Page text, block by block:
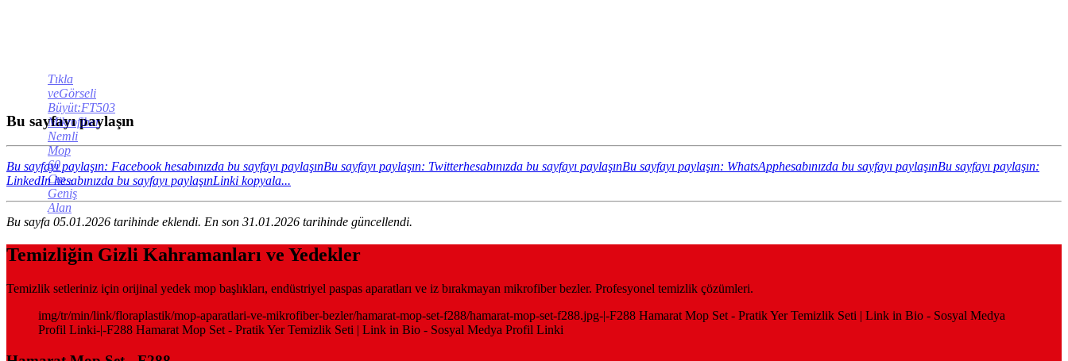
Tıkla
veGörseli
Büyüt:FT503
Mikrofiber
Nemli
Mop
60
Cm -
Geniş
Alan
Bu sayfayı paylaşın
Bu sayfayı paylaşın: Facebook hesabınızda bu sayfayı paylaşınBu sayfayı paylaşın: Twitterhesabınızda bu sayfayı paylaşınBu sayfayı paylaşın: WhatsApphesabınızda bu sayfayı paylaşınBu sayfayı paylaşın:
LinkedIn hesabınızda bu sayfayı paylaşınLinki kopyala...
Bu sayfa 05.01.2026 tarihinde eklendi. En son 31.01.2026 tarihinde güncellendi.
Temizliğin Gizli Kahramanları ve Yedekler
Temizlik setleriniz için orijinal yedek mop başlıkları, endüstriyel paspas aparatları ve iz bırakmayan mikrofiber bezler. Profesyonel temizlik çözümleri.
img/tr/min/link/floraplastik/mop-aparatlari-ve-mikrofiber-bezler/hamarat-mop-set-f288/hamarat-mop-set-f288.jpg-|-F288 Hamarat Mop Set - Pratik Yer Temizlik Seti | Link in Bio - Sosyal Medya
Profil Linki-|-F288 Hamarat Mop Set - Pratik Yer Temizlik Seti | Link in Bio - Sosyal Medya Profil Linki